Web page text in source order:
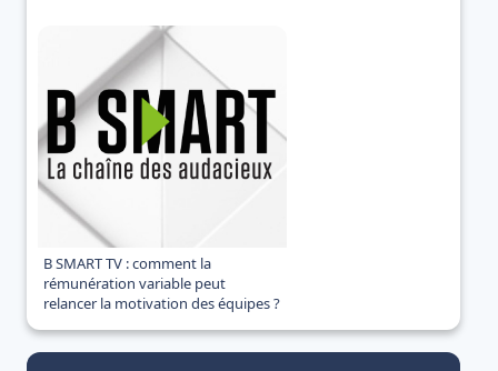
B SMART TV : comment la
rémunération variable peut
relancer la motivation des équipes ?